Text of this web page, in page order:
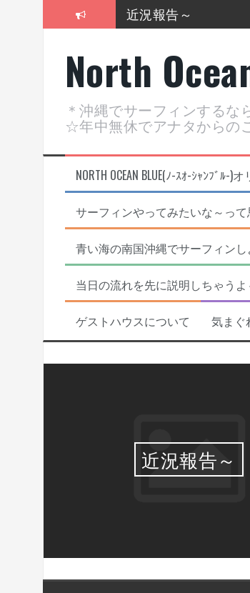
近況報告～
2025年もあざ～した
ヤッチマッターーー
支部長就任報告と
North
＊沖縄でサーフィンするな
☆年中無休でアナタからの
NORTH OCEAN BLUE(ﾉ-ｽｵ-ｼｬﾝﾌﾞ
サーフィンやってみたいな～
青い海の南国沖縄でサーフィン
当日の流れを先に説明しちゃうよ
ゲストハウスについて 気まぐ
近況報告～